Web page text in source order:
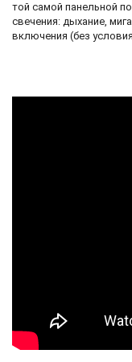
той самой панельной
свечения: дыхание,
включения (без